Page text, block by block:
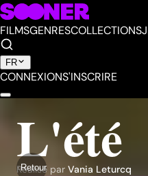
FILMSGENRESCOLLECTIONS
FR
CONNEXIONS'INSCRIRE
Retour
L'été
Réalisé par Vania Leturcq